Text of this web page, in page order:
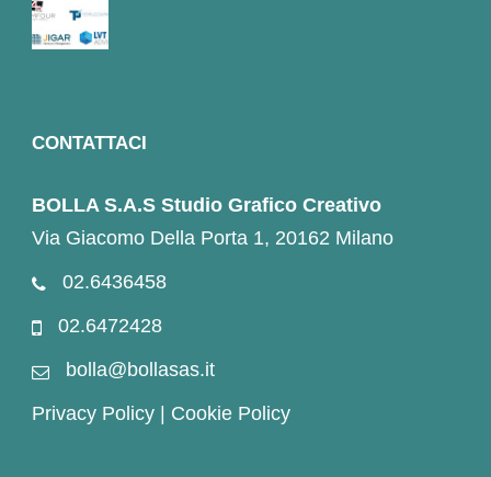
CONTATTACI
BOLLA S.A.S Studio Grafico Creativo
Via Giacomo Della Porta 1, 20162 Milano
02.6436458
02.6472428
bolla@bollasas.it
Privacy Policy
Cookie Policy